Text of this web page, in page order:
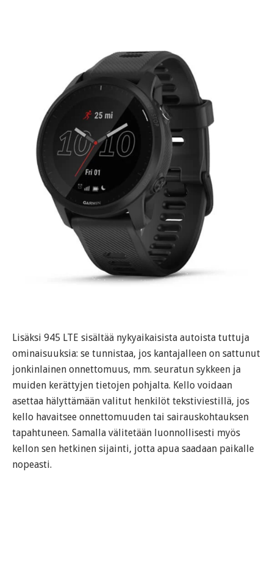
Lisäksi 945 LTE sisältää nykyaikaisista autoista tuttuja
ominaisuuksia: se tunnistaa, jos kantajalleen on sattunut
jonkinlainen onnettomuus, mm. seuratun sykkeen ja
muiden kerättyjen tietojen pohjalta. Kello voidaan
asettaa hälyttämään valitut henkilöt tekstiviestillä, jos
kello havaitsee onnettomuuden tai sairauskohtauksen
tapahtuneen. Samalla välitetään luonnollisesti myös
kellon sen hetkinen sijainti, jotta apua saadaan paikalle
nopeasti.